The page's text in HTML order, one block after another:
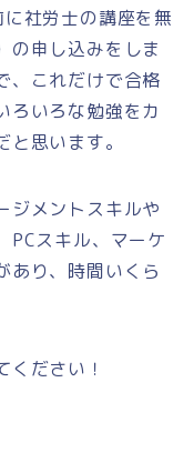
社労士の講座を無
の申し込みをしま
、これだけで合格
ろいろな勉強をカ
思います。
ジメントスキルや
PCスキル、マーケ
あり、時間いくら
ださい！